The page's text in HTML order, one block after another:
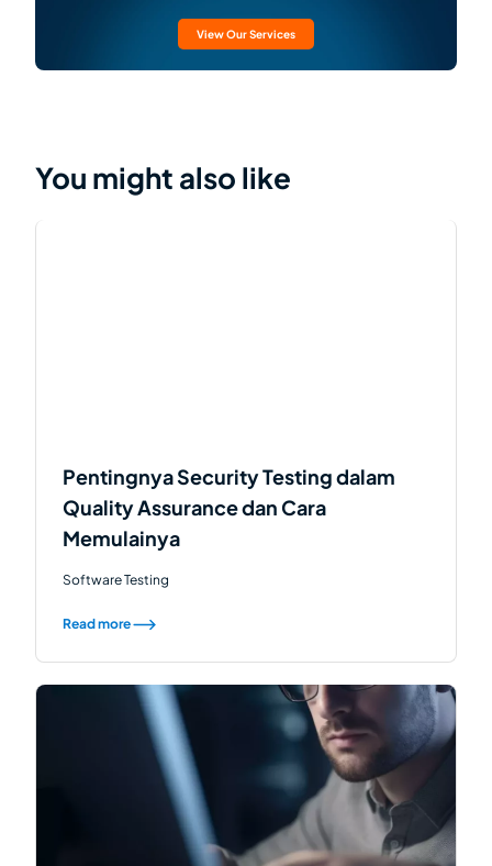
View Our Services
You might also like
Pentingnya Security Testing dalam
Quality Assurance dan Cara
Memulainya
Software Testing
Read more